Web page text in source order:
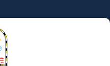
إلى
المحتوى